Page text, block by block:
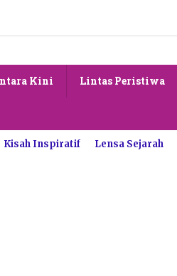
Kini Lintas Peristiwa
Kisah Inspiratif Lensa Sejarah